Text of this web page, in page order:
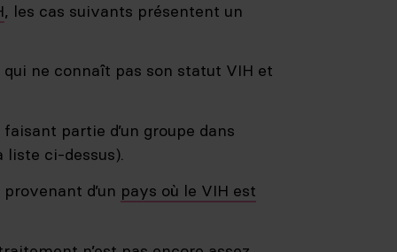
, les cas suivants présentent un
ne connaît pas son statut VIH et
partie d’un groupe dans
liste ci-dessus).
d’un pays où le VIH est